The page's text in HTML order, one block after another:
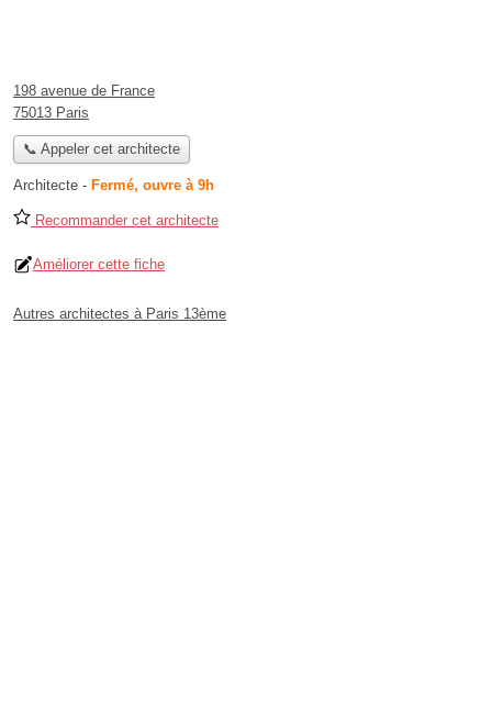
198 avenue de France
75013 Paris
📞 Appeler cet architecte
Architecte - Fermé, ouvre à 9h
Recommander cet architecte
Améliorer cette fiche
Autres architectes à Paris 13ème